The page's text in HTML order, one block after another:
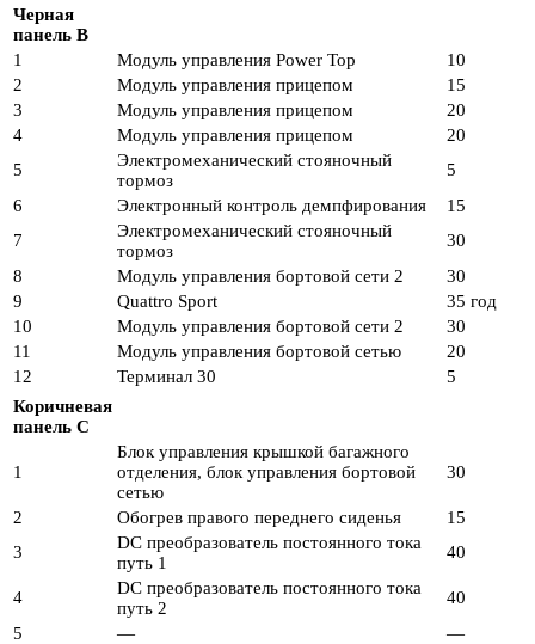
Черная
панель B
1
Модуль управления Power Top
10
2
Модуль управления прицепом
15
3
Модуль управления прицепом
20
4
Модуль управления прицепом
20
5
Электромеханический стояночный
тормоз
5
6
Электронный контроль демпфирования
15
7
Электромеханический стояночный
тормоз
30
8
Модуль управления бортовой сети 2
30
9
Quattro Sport
35 год
10
Модуль управления бортовой сети 2
30
11
Модуль управления бортовой сетью
20
12
Терминал 30
5
Коричневая
панель C
1
Блок управления крышкой багажного
отделения, блок управления бортовой
сетью
30
2 Обогрев правого переднего сиденья
15
3
DC преобразователь постоянного тока
путь 1
40
4
DC преобразователь постоянного тока
путь 2
40
5
—
—